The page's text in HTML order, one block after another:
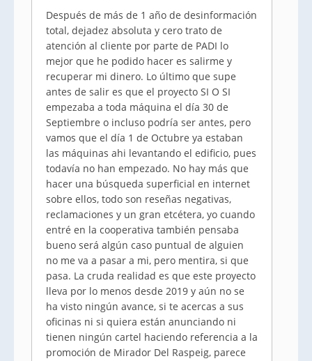
Después de más de 1 año de desinformación
total, dejadez absoluta y cero trato de
atención al cliente por parte de PADI lo
mejor que he podido hacer es salirme y
recuperar mi dinero. Lo último que supe
antes de salir es que el proyecto SI O SI
empezaba a toda máquina el día 30 de
Septiembre o incluso podría ser antes, pero
vamos que el día 1 de Octubre ya estaban
las máquinas ahi levantando el edificio, pues
todavía no han empezado. No hay más que
hacer una búsqueda superficial en internet
sobre ellos, todo son reseñas negativas,
reclamaciones y un gran etcétera, yo cuando
entré en la cooperativa también pensaba
bueno será algún caso puntual de alguien
no me va a pasar a mi, pero mentira, si que
pasa. La cruda realidad es que este proyecto
lleva por lo menos desde 2019 y aún no se
ha visto ningún avance, si te acercas a sus
oficinas ni si quiera están anunciando ni
tienen ningún cartel haciendo referencia a la
promoción de Mirador Del Raspeig, parece